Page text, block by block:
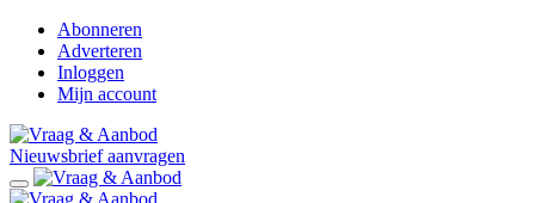
Abonneren
Adverteren
Inloggen
Mijn account
Nieuwsbrief aanvragen